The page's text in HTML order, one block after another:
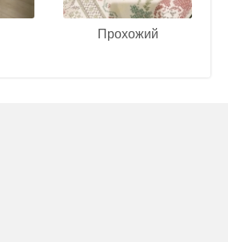
Прохожий